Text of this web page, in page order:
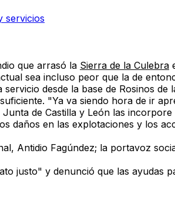
servicios
que arrasó la Sierra de la Culebra
sea incluso peor que la de
desde la base de Rosinos de
"Ya va siendo hora de ir
de Castilla y León las
daños en las explotaciones y los
Antidio Fagúndez; la portavoz
justo" y denunció que las ayudas